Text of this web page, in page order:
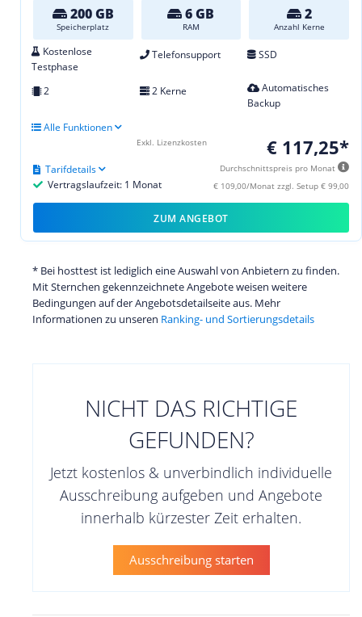
200 GB
Speicherplatz
6 GB
RAM
2
Anzahl Kerne
Kostenlose
Testphase
Telefonsupport SSD
2 2 Kerne
Automatisches
Backup
Alle Funktionen
€ 117,25*
Durchschnittspreis pro Monat
€ 109,00/Monat zzgl. Setup € 99,00
Vertragslaufzeit: 1 Monat
Tarifdetails
Exkl. Lizenzkosten
ZUM ANGEBOT
* Bei hosttest ist lediglich eine Auswahl von Anbietern zu finden.
Mit Sternchen gekennzeichnete Angebote weisen weitere
Bedingungen auf der Angebotsdetailseite aus. Mehr
Informationen zu unseren Ranking- und Sortierungsdetails
NICHT DAS RICHTIGE
GEFUNDEN?
Jetzt kostenlos & unverbindlich individuelle
Ausschreibung aufgeben und Angebote
innerhalb kürzester Zeit erhalten.
Ausschreibung starten